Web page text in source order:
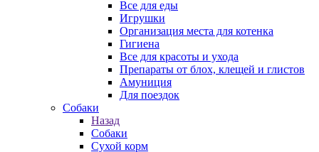
Все для еды
Игрушки
Организация места для котенка
Гигиена
Все для красоты и ухода
Препараты от блох, клещей и глистов
Амуниция
Для поездок
Собаки
Назад
Собаки
Сухой корм